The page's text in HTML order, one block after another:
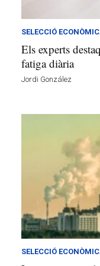
SELECCIÓ
Els experts
fatiga diària
Jordi González
SELECCIÓ